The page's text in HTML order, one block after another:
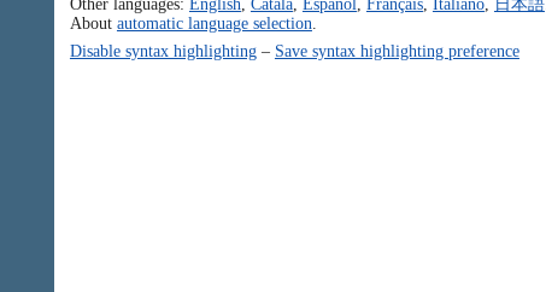
About automatic language selection
Disable syntax highlighting– Save syntax highlighting preference